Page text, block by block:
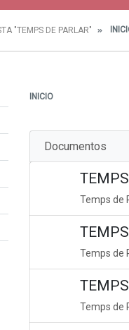
"TEMPS DE PARLAR"
INICIO
Documentos
Temps de
Temps de
Temps de